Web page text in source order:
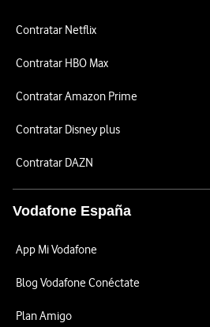
Contratar Netflix
Contratar HBO Max
Contratar Amazon Prime
Contratar Disney plus
Contratar DAZN
Vodafone España
App Mi Vodafone
Blog Vodafone Conéctate
Plan Amigo